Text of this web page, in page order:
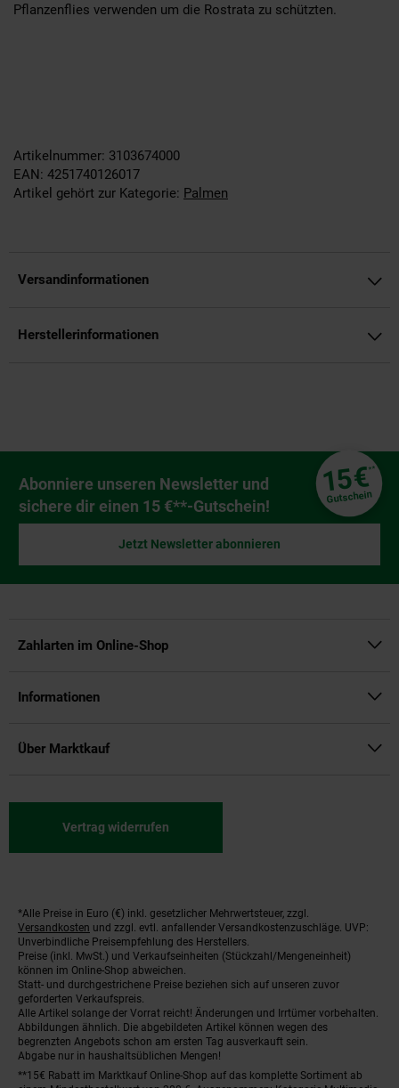
Pflanzenflies verwenden um die Rostrata zu schützten.
Artikelnummer: 3103674000
EAN: 4251740126017
Artikel gehört zur Kategorie: Palmen
Versandinformationen
Herstellerinformationen
Newsletter Anmeldung
Abonniere unseren Newsletter und
sichere dir einen 15 €**-Gutschein!
15€**
Gutschein
Jetzt Newsletter abonnieren
Zahlarten im Online-Shop
Informationen
Über Marktkauf
Vertrag widerrufen
Fußnoten
*Alle Preise in Euro (€) inkl. gesetzlicher Mehrwertsteuer, zzgl.
Versandkosten und zzgl. evtl. anfallender Versandkostenzuschläge. UVP:
Unverbindliche Preisempfehlung des Herstellers.
Preise (inkl. MwSt.) und Verkaufseinheiten (Stückzahl/Mengeneinheit)
können im Online-Shop abweichen.
Statt- und durchgestrichene Preise beziehen sich auf unseren zuvor
geforderten Verkaufspreis.
Alle Artikel solange der Vorrat reicht! Änderungen und Irrtümer vorbehalten.
Abbildungen ähnlich. Die abgebildeten Artikel können wegen des
begrenzten Angebots schon am ersten Tag ausverkauft sein.
Abgabe nur in haushaltsüblichen Mengen!
**15€ Rabatt im Marktkauf Online-Shop auf das komplette Sortiment ab